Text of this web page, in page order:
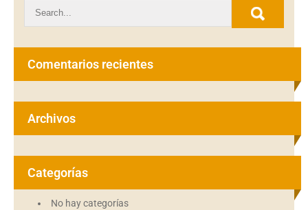
Comentarios recientes
Archivos
Categorías
No hay categorías